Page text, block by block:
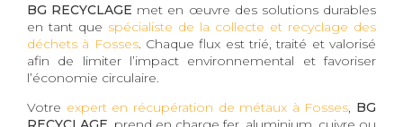
BG RECYCLAGE met en œuvre des solutions durables
en tant que spécialiste de la collecte et recyclage des
déchets à Fosses. Chaque flux est trié, traité et valorisé
afin de limiter l’impact environnemental et favoriser
l’économie circulaire.
Votre expert en récupération de métaux à Fosses, BG